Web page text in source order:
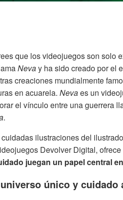
que los videojuegos son solo
Nevay ha sido creado por el
creaciones mundialmente
en acuarela. Nevaes un
el vínculo entre una guerrera
.
ilustraciones del
Devolver Digital,
juegan un papel central
único y cuidado